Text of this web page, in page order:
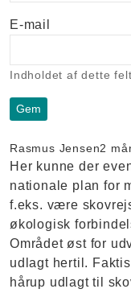
E-mail
Indholdet af dette
Rasmus Jensen2
Her kunne der
nationale plan for
f.eks. være
økologisk
Området øst for
udlagt hertil.
hårup udlagt til